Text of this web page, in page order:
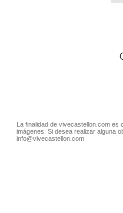
La finalidad de vivecastellon.com
imágenes. Si desea realizar alguna
info@vivecastellon.com